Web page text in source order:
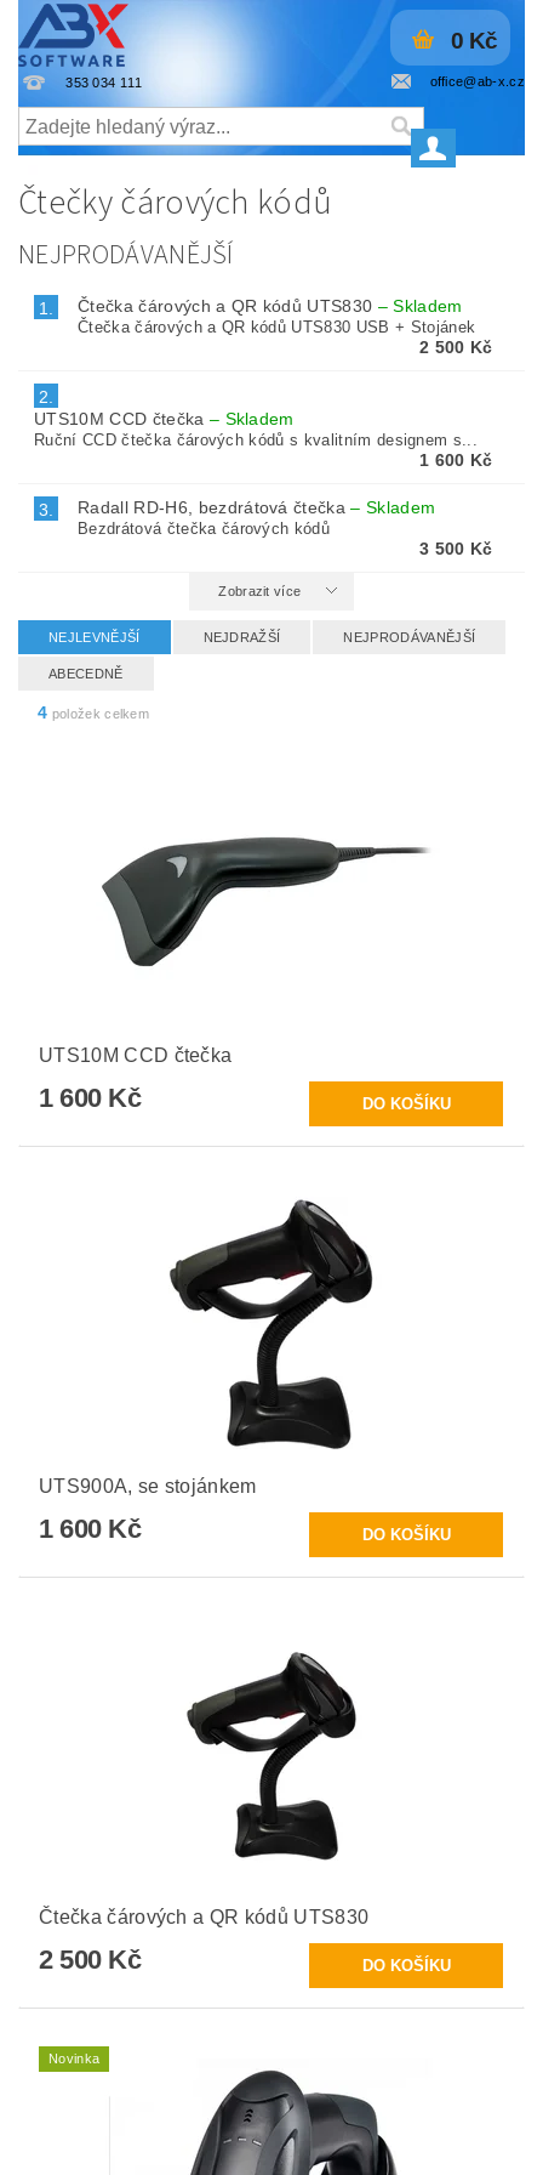
353 034 111 office@ab-x.cz
0 Kč
Čtečky čárových kódů
NEJPRODÁVANĚJŠÍ
1. Čtečka čárových a QR kódů UTS830 –Skladem
Čtečka čárových a QR kódů UTS830 USB + Stojánek
2 500 Kč
2.
UTS10M CCD čtečka – Skladem
Ruční CCD čtečka čárových kódů s kvalitním designem s...
1 600 Kč
3. Radall RD-H6, bezdrátová čtečka–Skladem
Bezdrátová čtečka čárových kódů
3 500 Kč
Zobrazit více
NEJLEVNĚJŠÍ NEJDRAŽŠÍ NEJPRODÁVANĚJŠÍ
ABECEDNĚ
4 položek celkem
UTS10M CCD čtečka
1 600 Kč
UTS900A, se stojánkem
1 600 Kč
Čtečka čárových a QR kódů UTS830
2 500 Kč
Novinka